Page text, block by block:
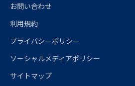
お問い合わせ
利用規約
プライバシーポリシー
ソーシャルメディアポリシー
サイトマップ